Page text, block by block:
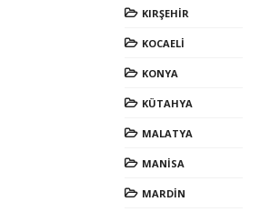
KIRŞEHİR
KOCAELİ
KONYA
KÜTAHYA
MALATYA
MANİSA
MARDİN